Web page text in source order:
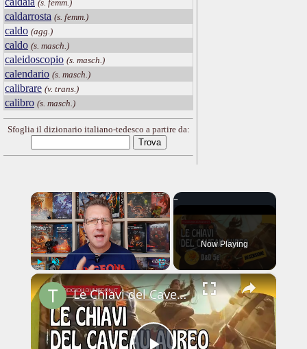
(s. femm.)
caldarrosta (s. femm.)
caldo (agg.)
caldo (s. masch.)
caleidoscopio (s. masch.)
calendario (s. masch.)
calibrare (v. trans.)
calibro (s. masch.)
Sfoglia il dizionario italiano-tedesco a partire da:
×
Unmute Fullscreen
Now Playing
×
Le Chiavi del Caveau Aureo: Recensione (Avventura D&D 5e)